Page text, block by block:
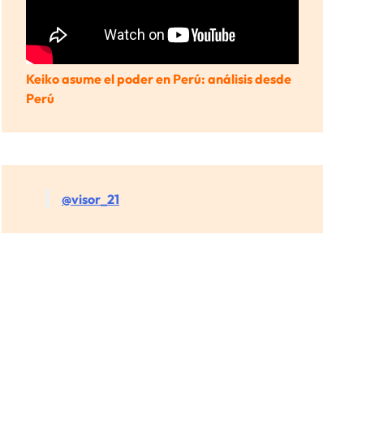
Keiko asume el poder en Perú: análisis desde
Perú
@visor_21